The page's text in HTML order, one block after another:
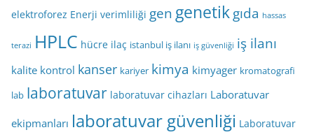
elektroforez Enerji verimliliği gen genetikgıda hassas
terazi HPLC hücre ilaç istanbul iş ilanı iş güvenliği iş ilanı
kalite kontrol kanser kariyer kimya kimyager kromatografi
lab laboratuvar laboratuvar cihazları Laboratuvar
ekipmanları laboratuvar güvenliği Laboratuvar